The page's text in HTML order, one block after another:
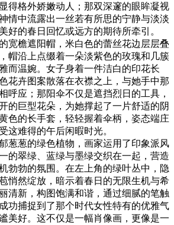
得格外娇嫩动人；那双深邃的眼眸凝视
情中流露出一丝若有所思的宁静与淡淡
好的春日回忆或远方的期待所牵引。
宽檐遮阳帽，米白色的蕾丝花边层层叠
帽沿上点缀着一朵淡紫色的玫瑰和几簇
而温婉。女子身着一件洁白的印花长
花卉图案散落在衣襟之上，与她手中那
呼应；那阳伞不仅是遮挡烈日的工具，
的巨型花朵，为她撑起了一片舒适的阴
色的长手套，轻轻握着伞柄，姿态端庄
这难得的午后闲暇时光。
葱葱的绿色植物，画家运用了印象派风
的翠绿、蓝绿与墨绿交织在一起，营造
勃勃的氛围。在左上角的绿叶丛中，隐
悄然绽放，暗示着春日的无限生机与希
清新，构图饱满和谐，通过细腻的笔触
功捕捉到了那个时代女性特有的优雅气
美好。这不仅是一幅肖像画，更像是一